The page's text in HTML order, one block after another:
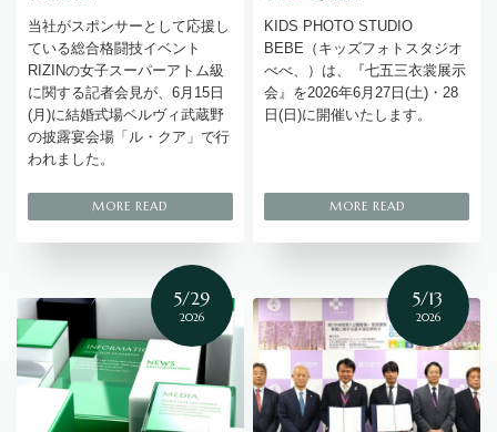
当社がスポンサーとして応援し
ている総合格闘技イベント
RIZINの女子スーパーアトム級
に関する記者会見が、6月15日
(月)に結婚式場ベルヴィ武蔵野
の披露宴会場「ル・クア」で行
われました。
KIDS PHOTO STUDIO
BEBE（キッズフォトスタジオ
べべ、）は、『七五三衣裳展示
会』を2026年6月27日(土)・28
日(日)に開催いたします。
5/29
2026
5/13
2026